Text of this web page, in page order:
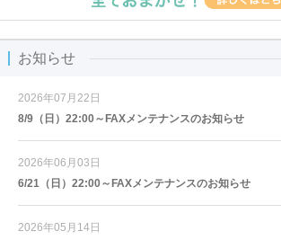
お知らせ
2026年07月22日
8/9（日）22:00～FAXメンテナンスのお知らせ
2026年06月03日
6/21（日）22:00～FAXメンテナンスのお知らせ
2026年05月14日